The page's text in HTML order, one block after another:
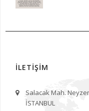
İLETİŞİM
Salacak Mah.
İSTANBUL